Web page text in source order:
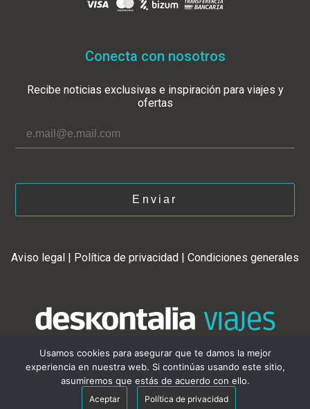
0
Conecta con nosotros
Recibe noticias exclusivas e inspiración para viajes y
ofertas
Enviar
Aviso legal | Política de privacidad | Condiciones generales
Copyright © 2021 · Deskontalia Viajes · Agencia de grandes viajes a medida
por el mundo - CIE2303
Usamos cookies para asegurar que te damos la mejor
experiencia en nuestra web. Si continúas usando este sitio,
asumiremos que estás de acuerdo con ello.
Aceptar Política de privacidad